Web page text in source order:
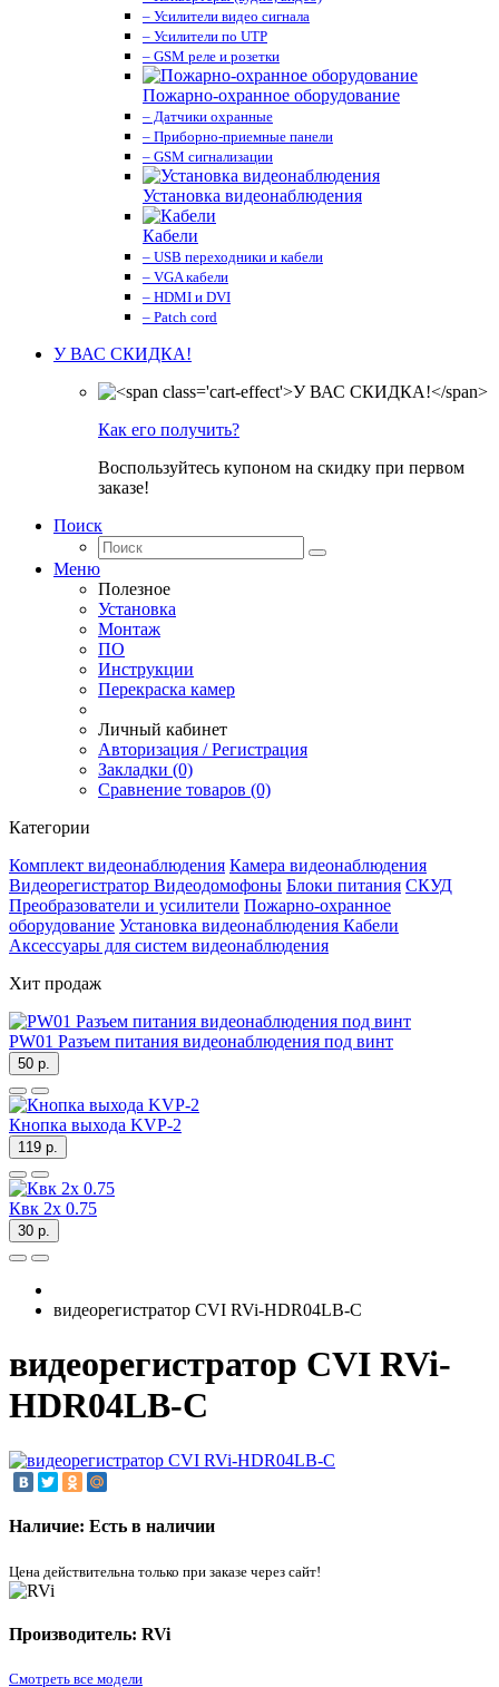
– Усилители видео сигнала
– Усилители по UTP
– GSM реле и розетки
Пожарно-охранное оборудование
– Датчики охранные
– Приборно-приемные панели
– GSM сигнализации
Установка видеонаблюдения
Кабели
– USB переходники и кабели
– VGA кабели
– HDMI и DVI
– Patch cord
У ВАС СКИДКА!
Как его получить?
Воспользуйтесь купоном на скидку при первом
заказе!
Поиск
Меню
Полезное
Установка
Монтаж
ПО
Инструкции
Перекраска камер
Личный кабинет
Авторизация / Регистрация
Закладки (0)
Сравнение товаров (0)
Категории
Комплект видеонаблюдения Камера видеонаблюдения
Видеорегистратор Видеодомофоны Блоки питания СКУД
Преобразователи и усилители Пожарно-охранное
оборудование Установка видеонаблюдения Кабели
Аксессуары для систем видеонаблюдения
Хит продаж
PW01 Разъем питания видеонаблюдения под винт
50 р.
Кнопка выхода KVP-2
119 р.
Квк 2х 0.75
30 р.
видеорегистратор СVI RVi-HDR04LB-C
видеорегистратор СVI RVi-
HDR04LB-C
Наличие: Есть в наличии
Цена действительна только при заказе через сайт!
Производитель: RVi
Смотреть все модели